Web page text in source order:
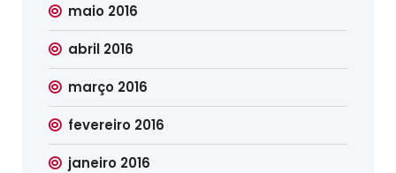
maio 2016
abril 2016
março 2016
fevereiro 2016
janeiro 2016